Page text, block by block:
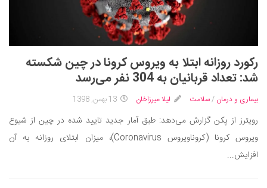
رکورد روزانه ابتلا به ویروس کرونا در چین شکسته
شد: تعداد قربانیان به 304 نفر می‌رسد
بیماری و درمان /سلامت لیلا میرزاخان 13 بهمن, 1398
رویترز از پکن گزارش می‌دهد: طبق آمار جدید تایید شده در چین از شیوع
ویروس کرونا (کروناویروس Coronavirus)، میزان ابتلای روزانه به آن
افزایش...